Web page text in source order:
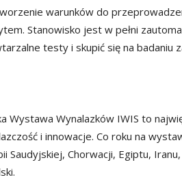
warunków do
Stanowisko jest w pełni
testy i skupić się na badaniu
Wystawa Wynalazków IWIS to
i innowacje. Co roku na
Saudyjskiej, Chorwacji, Egiptu,